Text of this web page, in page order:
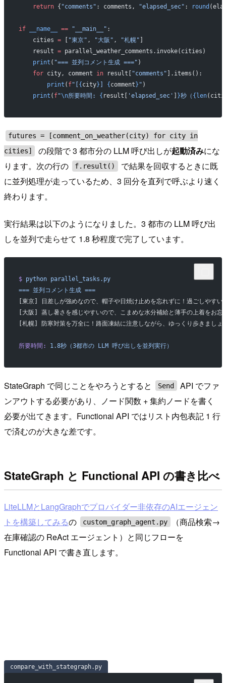
    return
{ "comments" : comments, "elapsed_sec" : round
if __name__ == "__main__" :
    cities
= [ "東京" , "大阪" , "札幌"
    result
= parallel_weather_comments.invoke(cities)
    print
( "=== 並列コメント生成 ===" )
    for
city, comment in result[ "comments" ].items():
        print
( f"[ { city} { comment } " )
    print
( f"\n所要時間: { result[ 'elapsed_sec' }秒（ {len
futures = [comment_on_weather(city) for city in
cities]
の段階で 3 都市分の LLM 呼び出しが起動済みにな
ります。次の行の
f.result()
で結果を回収するときに既
に並列処理が走っているため、3 回分を直列で呼ぶより速く
終わります。
実行結果は以下のようになりました。3 都市の LLM 呼び出
しを並列で走らせて 1.8 秒程度で完了しています。
$ python parallel_tasks.py
=== 並列コメント生成 ===
[東京] 日差しが強めなので、帽子や日焼け止めを忘れずに！過ごしやすい
[大阪] 蒸し暑さを感じやすいので、こまめな水分補給と薄手の上着をお忘
[札幌] 防寒対策を万全に！路面凍結に注意しながら、ゆっくり歩きましょ
所要時間: 1.8秒（3都市の LLM 呼び出しを並列実行）
StateGraph で同じことをやろうとすると Send
API でファ
ンアウトする必要があり、ノード関数 + 集約ノードを書く
必要が出てきます。Functional API ではリスト内包表記 1 行
で済むのが大きな差です。
StateGraph と Functional API の書き比べ
LiteLLMとLangGraphでプロバイダー非依存のAIエージェン
トを構築してみるの custom_graph_agent.py
（商品検索→
在庫確認の ReAct エージェント）と同じフローを
Functional API で書き直します。
compare_with_stategraph.py